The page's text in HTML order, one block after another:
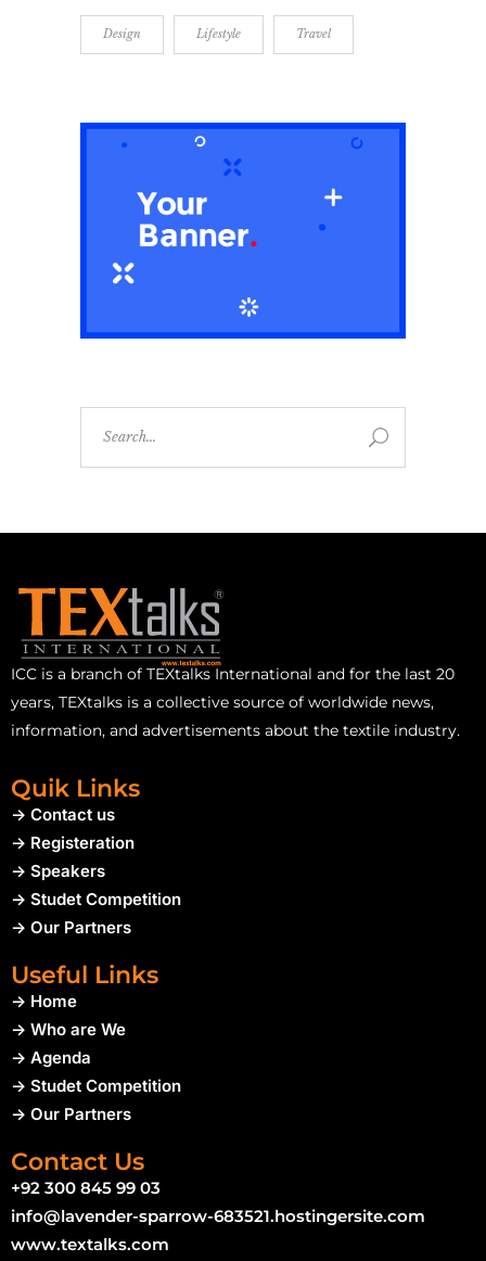
Design Lifestyle Travel
ICC is a branch of TEXtalks International and for the last 20
years, TEXtalks is a collective source of worldwide news,
information, and advertisements about the textile industry.
Quik Links
-> Contact us
-> Registeration
-> Speakers
-> Studet Competition
-> Our Partners
Useful Links
-> Home
-> Who are We
-> Agenda
-> Studet Competition
-> Our Partners
Contact Us
+92 300 845 99 03
info@lavender-sparrow-683521.hostingersite.com
www.textalks.com